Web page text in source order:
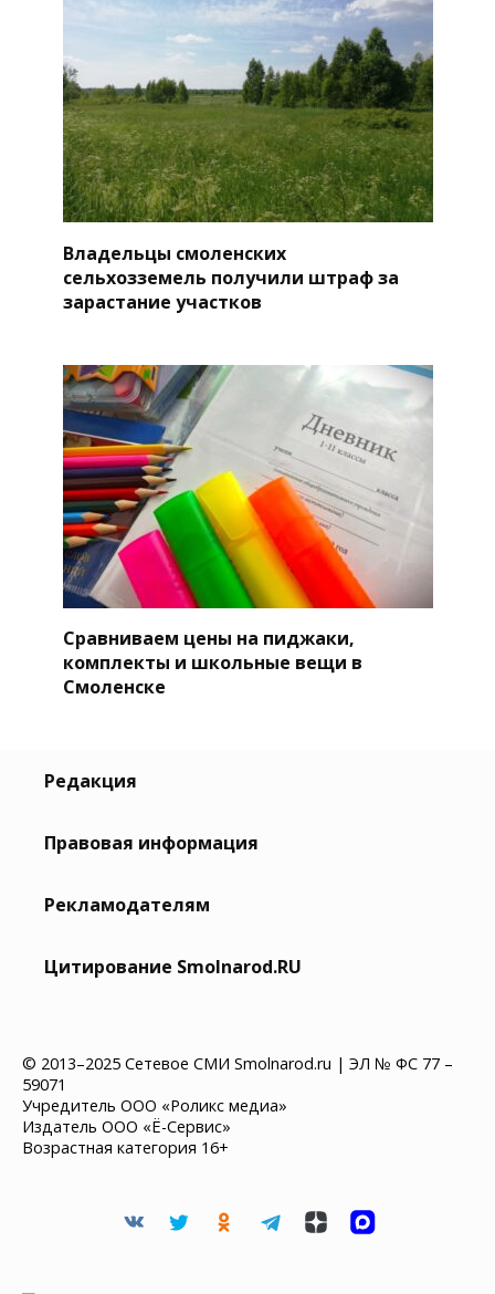
Владельцы смоленских
сельхозземель получили штраф за
зарастание участков
Сравниваем цены на пиджаки,
комплекты и школьные вещи в
Смоленске
Редакция
Правовая информация
Рекламодателям
Цитирование Smolnarod.RU
© 2013–2025 Сетевое СМИ Smolnarod.ru | ЭЛ № ФС 77 –
59071
Учредитель ООО «Роликс медиа»
Издатель ООО «Ё-Сервис»
Возрастная категория 16+